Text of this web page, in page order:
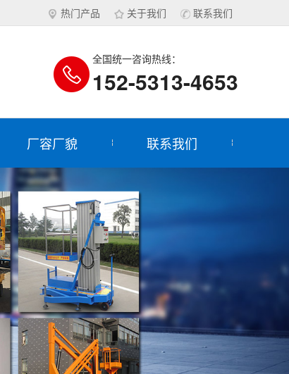
热门产品 关于我们 联系我们
全国统一咨询热线：
152-5313-4653
厂容厂貌 联系我们